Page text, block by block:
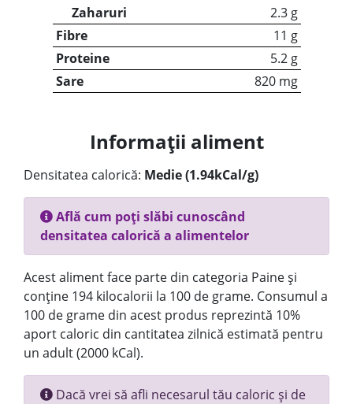
Zaharuri
2.3 g
Fibre
11 g
Proteine
5.2 g
Sare
820 mg
Informații aliment
Densitatea calorică: Medie (1.94kCal/g)
Află cum poți slăbi cunoscând
densitatea calorică a alimentelor
Acest aliment face parte din categoria Paine și
conține 194 kilocalorii la 100 de grame. Consumul a
100 de grame din acest produs reprezintă 10%
aport caloric din cantitatea zilnică estimată pentru
un adult (2000 kCal).
Dacă vrei să afli necesarul tău caloric și de